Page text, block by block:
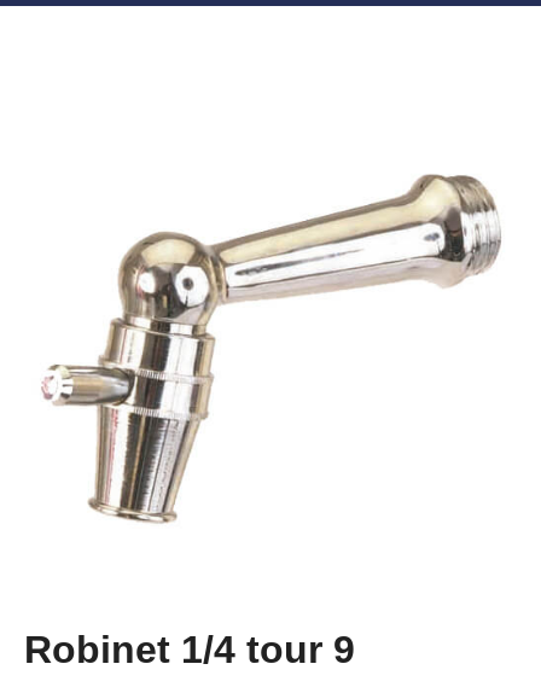
Robinet 1/4 tour 9